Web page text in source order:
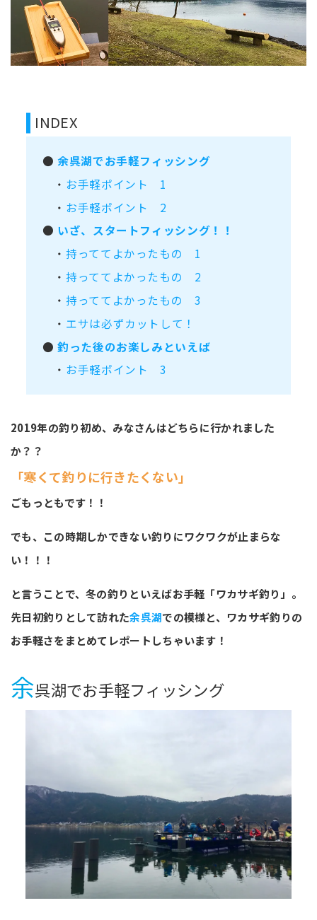
INDEX
●余呉湖でお手軽フィッシング
・ お手軽ポイント 1
・ お手軽ポイント 2
● いざ、スタートフィッシング！！
・持っててよかったもの 1
・持っててよかったもの 2
・持っててよかったもの 3
・ エサは必ずカットして！
●釣った後のお楽しみといえば
・ お手軽ポイント 3
2019年の釣り初め、みなさんはどちらに行かれました
か？？
「寒くて釣りに行きたくない」
ごもっともです！！
でも、この時期しかできない釣りにワクワクが止まらな
い！！！
と言うことで、冬の釣りといえばお手軽「ワカサギ釣り」。
先日初釣りとして訪れた余呉湖での模様と、ワカサギ釣りの
お手軽さをまとめてレポートしちゃいます！
余呉湖でお手軽フィッシング